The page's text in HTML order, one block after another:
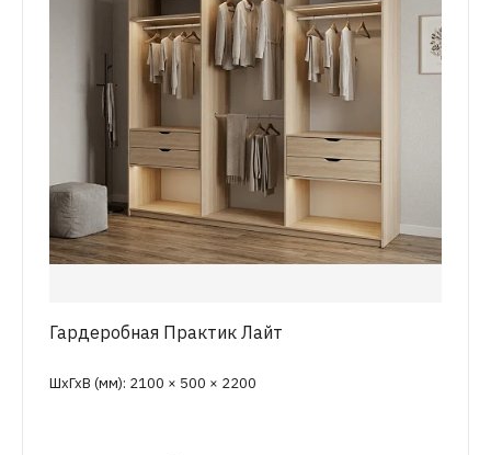
Гардеробная Практик Лайт
ШхГхВ (мм): 2100 × 500 × 2200